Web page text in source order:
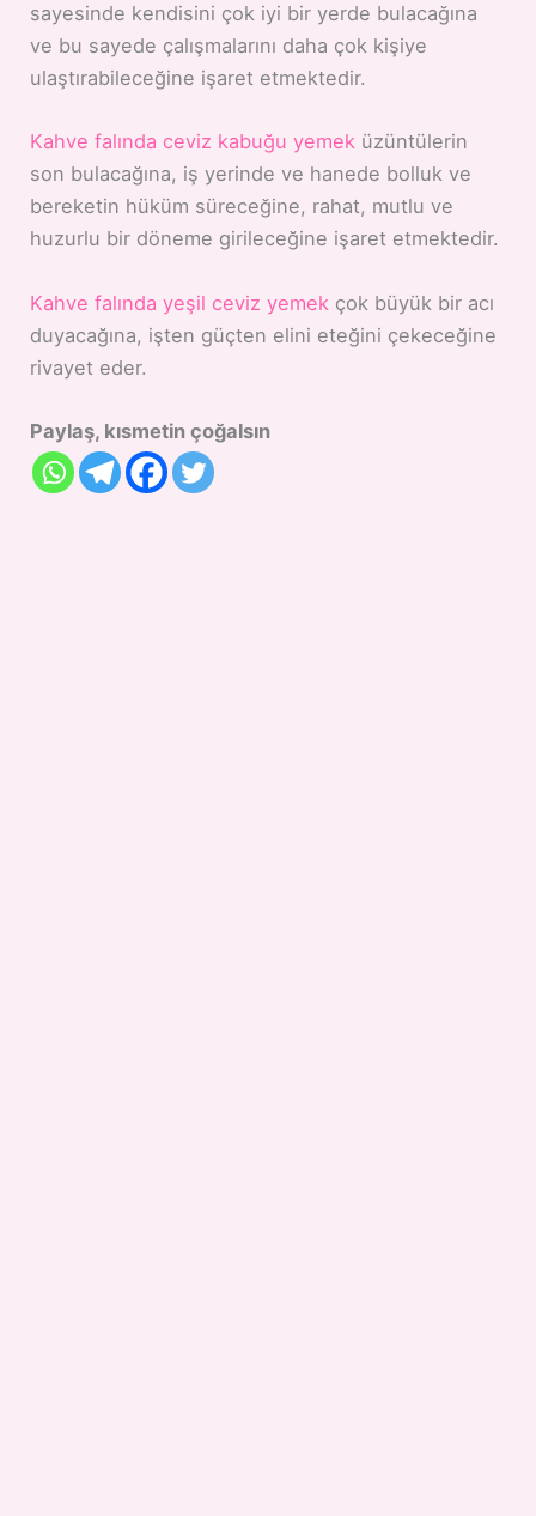
sayesinde kendisini çok iyi bir yerde bulacağına
ve bu sayede çalışmalarını daha çok kişiye
ulaştırabileceğine işaret etmektedir.
Kahve falında ceviz kabuğu yemek üzüntülerin
son bulacağına, iş yerinde ve hanede bolluk ve
bereketin hüküm süreceğine, rahat, mutlu ve
huzurlu bir döneme girileceğine işaret etmektedir.
Kahve falında yeşil ceviz yemek çok büyük bir acı
duyacağına, işten güçten elini eteğini çekeceğine
rivayet eder.
Paylaş, kısmetin çoğalsın